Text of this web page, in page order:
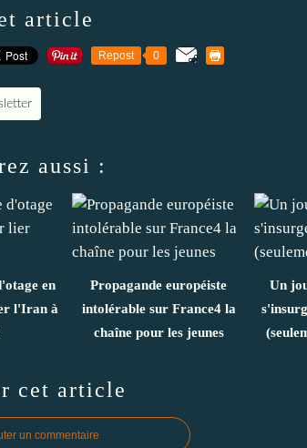
article
Repost 0
aussi :
en
l'Iran à
Propagande européiste
intolérable sur France4 la
chaîne pour les jeunes
Un
cet article
un commentaire